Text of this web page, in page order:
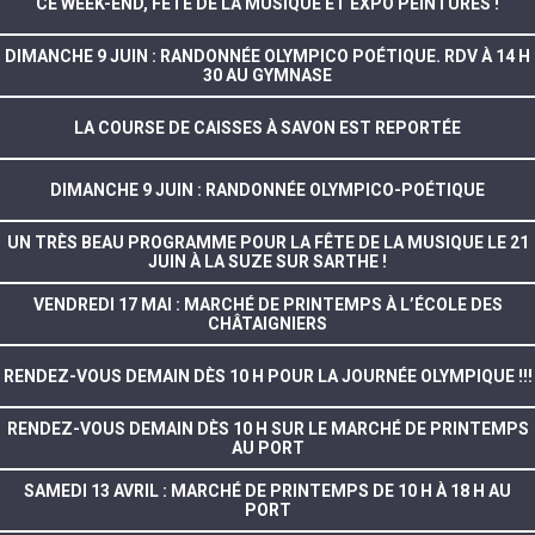
DIMANCHE 9 JUIN : RANDONNÉE OLYMPICO POÉTIQUE. RDV À 14 H
30 AU GYMNASE
LA COURSE DE CAISSES À SAVON EST REPORTÉE
DIMANCHE 9 JUIN : RANDONNÉE OLYMPICO-POÉTIQUE
UN TRÈS BEAU PROGRAMME POUR LA FÊTE DE LA MUSIQUE LE 21
JUIN À LA SUZE SUR SARTHE !
VENDREDI 17 MAI : MARCHÉ DE PRINTEMPS À L’ÉCOLE DES
CHÂTAIGNIERS
RENDEZ-VOUS DEMAIN DÈS 10 H POUR LA JOURNÉE OLYMPIQUE !!!
RENDEZ-VOUS DEMAIN DÈS 10 H SUR LE MARCHÉ DE PRINTEMPS
AU PORT
SAMEDI 13 AVRIL : MARCHÉ DE PRINTEMPS DE 10 H À 18 H AU
PORT